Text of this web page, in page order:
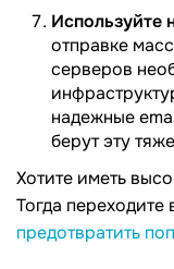
Используйте
отправке
серверов
надежные
берут эту
Хотите иметь
Тогда переходите
предотвратить